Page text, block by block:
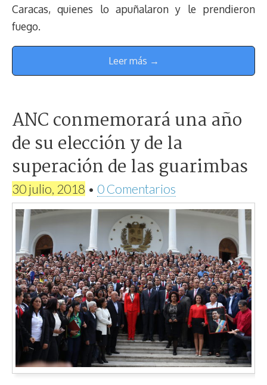
Caracas, quienes lo apuñalaron y le prendieron
fuego.
Leer más →
ANC conmemorará una año
de su elección y de la
superación de las guarimbas
30 julio, 2018 • 0 Comentarios